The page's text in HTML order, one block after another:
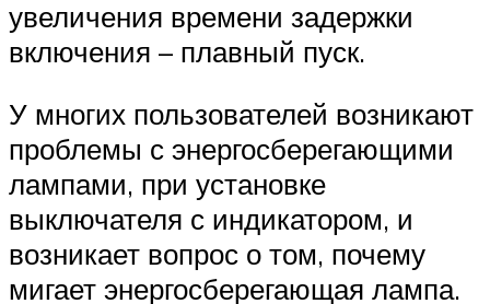
увеличения времени задержки
включения – плавный пуск.
У многих пользователей возникают
проблемы с энергосберегающими
лампами, при установке
выключателя с индикатором, и
возникает вопрос о том, почему
мигает энергосберегающая лампа.